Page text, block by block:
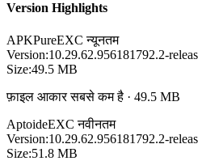
Version Highlights
APKPureEXC न्यूनतम
Version:10.29.62.956181792.2-
Size:49.5 MB
फ़ाइल आकार सबसे कम है · 49.5 MB
AptoideEXC नवीनतम
Version:10.29.62.956181792.2-
Size:51.8 MB